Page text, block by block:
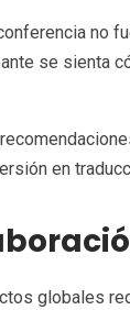
no
se sienta
en
globales